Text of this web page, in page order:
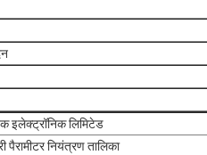
इलेक्ट्रॉनिक लिमिटेड
पैरामीटर नियंत्रण तालिका